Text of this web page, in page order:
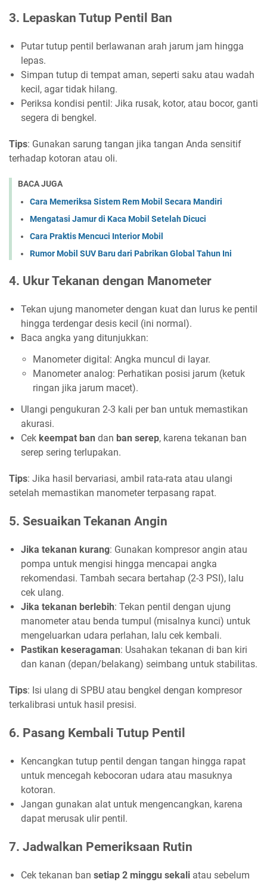
3. Lepaskan Tutup Pentil Ban
Putar tutup pentil berlawanan arah jarum jam hingga
lepas.
Simpan tutup di tempat aman, seperti saku atau wadah
kecil, agar tidak hilang.
Periksa kondisi pentil: Jika rusak, kotor, atau bocor, ganti
segera di bengkel.
Tips: Gunakan sarung tangan jika tangan Anda sensitif
terhadap kotoran atau oli.
BACA JUGA
Cara Memeriksa Sistem Rem Mobil Secara Mandiri
Mengatasi Jamur di Kaca Mobil Setelah Dicuci
Cara Praktis Mencuci Interior Mobil
Rumor Mobil SUV Baru dari Pabrikan Global Tahun Ini
4. Ukur Tekanan dengan Manometer
Tekan ujung manometer dengan kuat dan lurus ke pentil
hingga terdengar desis kecil (ini normal).
Baca angka yang ditunjukkan:
Manometer digital: Angka muncul di layar.
Manometer analog: Perhatikan posisi jarum (ketuk
ringan jika jarum macet).
Ulangi pengukuran 2-3 kali per ban untuk memastikan
akurasi.
Cek keempat ban dan ban serep, karena tekanan ban
serep sering terlupakan.
Tips: Jika hasil bervariasi, ambil rata-rata atau ulangi
setelah memastikan manometer terpasang rapat.
5. Sesuaikan Tekanan Angin
Jika tekanan kurang: Gunakan kompresor angin atau
pompa untuk mengisi hingga mencapai angka
rekomendasi. Tambah secara bertahap (2-3 PSI), lalu
cek ulang.
Jika tekanan berlebih: Tekan pentil dengan ujung
manometer atau benda tumpul (misalnya kunci) untuk
mengeluarkan udara perlahan, lalu cek kembali.
Pastikan keseragaman: Usahakan tekanan di ban kiri
dan kanan (depan/belakang) seimbang untuk stabilitas.
Tips: Isi ulang di SPBU atau bengkel dengan kompresor
terkalibrasi untuk hasil presisi.
6. Pasang Kembali Tutup Pentil
Kencangkan tutup pentil dengan tangan hingga rapat
untuk mencegah kebocoran udara atau masuknya
kotoran.
Jangan gunakan alat untuk mengencangkan, karena
dapat merusak ulir pentil.
7. Jadwalkan Pemeriksaan Rutin
Cek tekanan ban setiap 2 minggu sekali atau sebelum